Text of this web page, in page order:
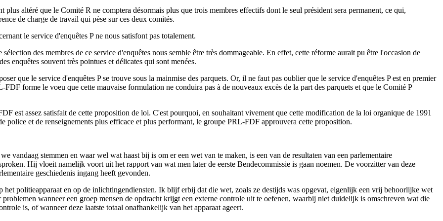
altéré que le Comité R ne comptera désormais plus que trois membres effectifs dont le seul président sera permanent, ce qui,
de charge de travail qui pèse sur ces deux comités.
le service d'enquêtes P ne nous satisfont pas totalement.
des membres de ce service d'enquêtes nous semble être très dommageable. En effet, cette réforme aurait pu être l'occasion de
enquêtes souvent très pointues et délicates qui sont menées.
que le service d'enquêtes P se trouve sous la mainmise des parquets. Or, il ne faut pas oublier que le service d'enquêtes P est en premier
forme le voeu que cette mauvaise formulation ne conduira pas à de nouveaux excès de la part des parquets et que le Comité P
est assez satisfait de cette proposition de loi. C'est pourquoi, en souhaitant vivement que cette modification de la loi organique de 1991
police et de renseignements plus efficace et plus performant, le groupe PRL-FDF approuvera cette proposition.
vandaag stemmen en waar wel wat haast bij is om er een wet van te maken, is een van de resultaten van een parlementaire
Hij vloeit namelijk voort uit het rapport van wat men later de eerste Bendecommissie is gaan noemen. De voorzitter van deze
geschiedenis ingang heeft gevonden.
het politieapparaat en op de inlichtingendiensten. Ik blijf erbij dat die wet, zoals ze destijds was opgevat, eigenlijk een vrij behoorlijke wet
wanneer een groep mensen de opdracht krijgt een externe controle uit te oefenen, waarbij niet duidelijk is omschreven wat die
is, of wanneer deze laatste totaal onafhankelijk van het apparaat ageert.